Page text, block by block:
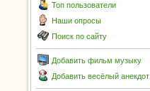
Топ пользователи
Наши опросы
Поиск по сайту
Добавить фильм музыку
Добавить весёлый анекдот